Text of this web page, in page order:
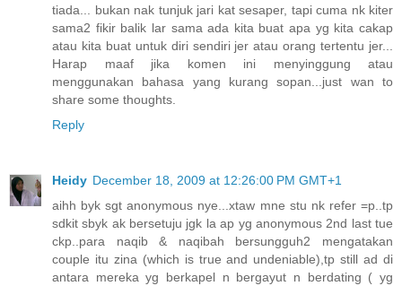
tiada... bukan nak tunjuk jari kat sesaper, tapi cuma nk kiter
sama2 fikir balik lar sama ada kita buat apa yg kita cakap
atau kita buat untuk diri sendiri jer atau orang tertentu jer...
Harap maaf jika komen ini menyinggung atau
menggunakan bahasa yang kurang sopan...just wan to
share some thoughts.
Reply
Heidy December 18, 2009 at 12:26:00 PM GMT+1
aihh byk sgt anonymous nye...xtaw mne stu nk refer =p..tp
sdkit sbyk ak bersetuju jgk la ap yg anonymous 2nd last tue
ckp..para naqib & naqibah bersungguh2 mengatakan
couple itu zina (which is true and undeniable),tp still ad di
antara mereka yg berkapel n bergayut n berdating ( yg